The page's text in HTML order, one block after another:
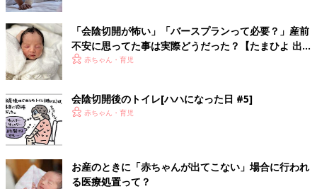
「会陰切開が怖い」「バースプランって必要？」産前
不安に思ってた事は実際どうだった？【たまひよ 出
産体験談】
赤ちゃん・育児
会陰切開後のトイレ[ハハになった日 #5]
赤ちゃん・育児
お産のときに「赤ちゃんが出てこない」場合に行われ
る医療処置って？